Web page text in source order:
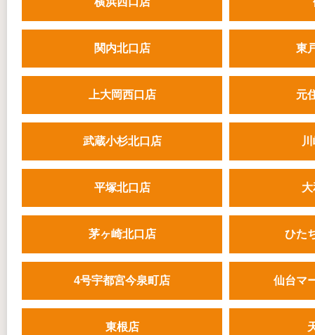
関内北口店 東
上大岡西口店 元
武蔵小杉北口店
平塚北口店
茅ヶ崎北口店 ひた
4号宇都宮今泉町店 仙台マ
東根店